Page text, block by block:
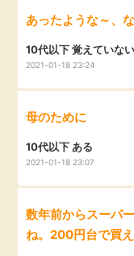
ヘルプセンター
あったような～、
10代以下 覚えていな
2021-01-18 23:24
母のために
10代以下 ある
2021-01-18 23:07
数年前からスーパ
ね。200円台で買え